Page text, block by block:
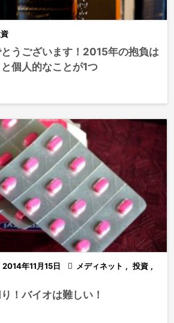
うございます！2015年の抱負は
個人的なことが1つ
2014年11月15日  メディネット , 投資 ,
！バイオは難しい！